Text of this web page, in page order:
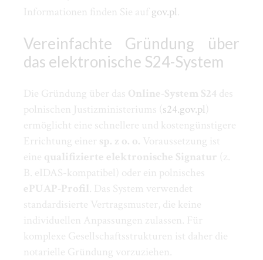
Informationen finden Sie auf gov.pl.
Vereinfachte Gründung über
das elektronische S24-System
Die Gründung über das Online-System S24 des
polnischen Justizministeriums ( s24.gov.pl
ermöglicht eine schnellere und kostengünstigere
Errichtung einer sp. z o. o. Voraussetzung ist
eine qualifizierte elektronische Signatur (z.
B. eIDAS-kompatibel) oder ein polnisches
ePUAP-Profil. Das System verwendet
standardisierte Vertragsmuster, die keine
individuellen Anpassungen zulassen. Für
komplexe Gesellschaftsstrukturen ist daher die
notarielle Gründung vorzuziehen.